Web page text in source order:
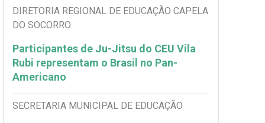
DIRETORIA REGIONAL DE EDUCAÇÃO CAPELA
DO SOCORRO
Participantes de Ju-Jitsu do CEU Vila
Rubi representam o Brasil no Pan-
Americano
SECRETARIA MUNICIPAL DE EDUCAÇÃO